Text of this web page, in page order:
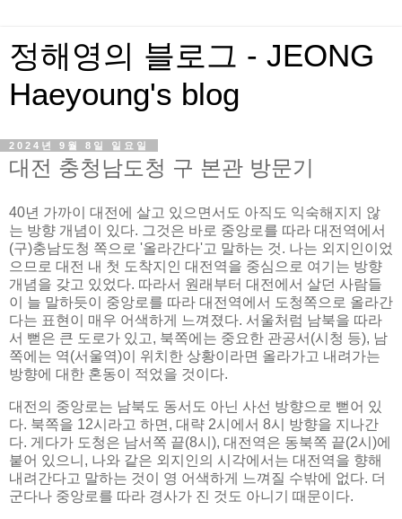
정해영의 블로그 - JEONG
Haeyoung's blog
2024년 9월 8일 일요일
대전 충청남도청 구 본관 방문기
40년 가까이 대전에 살고 있으면서도 아직도 익숙해지지 않
는 방향 개념이 있다. 그것은 바로 중앙로를 따라 대전역에서
(구)충남도청 쪽으로 '올라간다'고 말하는 것. 나는 외지인이었
으므로 대전 내 첫 도착지인 대전역을 중심으로 여기는 방향
개념을 갖고 있었다. 따라서 원래부터 대전에서 살던 사람들
이 늘 말하듯이 중앙로를 따라 대전역에서 도청쪽으로 올라간
다는 표현이 매우 어색하게 느껴졌다. 서울처럼 남북을 따라
서 뻗은 큰 도로가 있고, 북쪽에는 중요한 관공서(시청 등), 남
쪽에는 역(서울역)이 위치한 상황이라면 올라가고 내려가는
방향에 대한 혼동이 적었을 것이다.
대전의 중앙로는 남북도 동서도 아닌 사선 방향으로 뻗어 있
다. 북쪽을 12시라고 하면, 대략 2시에서 8시 방향을 지나간
다. 게다가 도청은 남서쪽 끝(8시), 대전역은 동북쪽 끝(2시)에
붙어 있으니, 나와 같은 외지인의 시각에서는 대전역을 향해
내려간다고 말하는 것이 영 어색하게 느껴질 수밖에 없다. 더
군다나 중앙로를 따라 경사가 진 것도 아니기 때문이다.